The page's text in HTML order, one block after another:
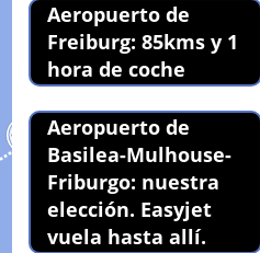
Aeropuerto de
Freiburg: 85kms y 1
hora de coche
Aeropuerto de
Basilea-Mulhouse-
Friburgo: nuestra
elección. Easyjet
vuela hasta allí.